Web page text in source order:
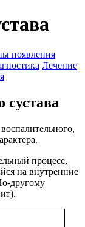
появления
Лечение
сустава
процесс,
на внутренние
другому